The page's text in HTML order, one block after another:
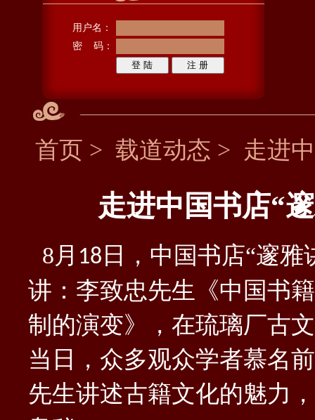
用户名：
密 码：
首页 > 载道动态 > 走进
走进中国书店“
8月 18 日 ， 中国书店“邃雅
讲：李致忠先生《中国书
制的演变》，在琉璃厂古
当日，众多观众学者慕名
先生讲述古籍文化的魅力